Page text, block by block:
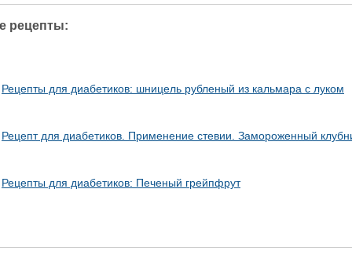
рецепты:
Рецепты для диабетиков: шницель рубленый из кальмара с луком
Рецепт для диабетиков. Применение стевии. Замороженный
Рецепты для диабетиков: Печеный грейпфрут